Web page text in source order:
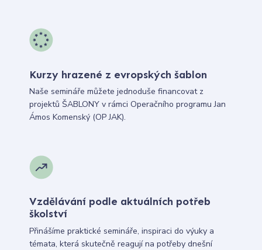
Kurzy hrazené z evropských šablon
Naše semináře můžete jednoduše financovat z
projektů ŠABLONY v rámci Operačního programu Jan
Ámos Komenský (OP JAK).
Vzdělávání podle aktuálních potřeb
školství
Přinášíme praktické semináře, inspiraci do výuky a
témata, která skutečně reagují na potřeby dnešní